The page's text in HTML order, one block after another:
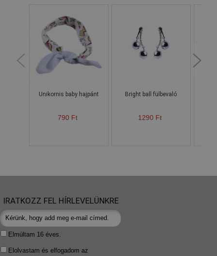
Unikornis baby hajpánt
790 Ft
Bright ball fülbevaló
1290 Ft
IRATKOZZ FEL HÍRLEVELÜNKRE
Elmúltam 16 éves.
Elolvastam és elfogadom az